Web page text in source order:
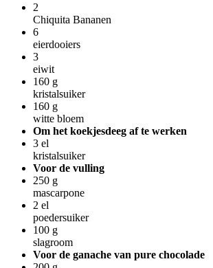
2
Chiquita Bananen
6
eierdooiers
3
eiwit
160 g
kristalsuiker
160 g
witte bloem
Om het koekjesdeeg af te werken
3 el
kristalsuiker
Voor de vulling
250 g
mascarpone
2 el
poedersuiker
100 g
slagroom
Voor de ganache van pure chocolade